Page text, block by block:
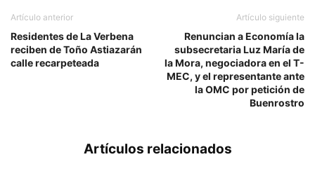
Artículo anterior
Residentes de La Verbena
reciben de Toño Astiazarán
calle recarpeteada
Artículo siguiente
Renuncian a Economía la
subsecretaria Luz María de
la Mora, negociadora en el T-
MEC, y el representante ante
la OMC por petición de
Buenrostro
Artículos relacionados